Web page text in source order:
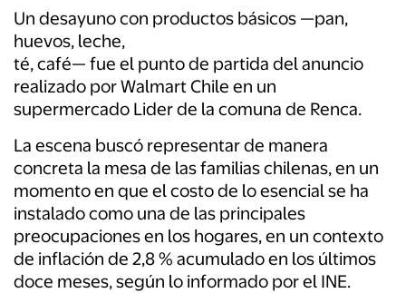
Un desayuno con productos básicos —pan,
huevos, leche,
té, café— fue el punto de partida del anuncio
realizado por Walmart Chile en un
supermercado Lider de la comuna de Renca.
La escena buscó representar de manera
concreta la mesa de las familias chilenas, en un
momento en que el costo de lo esencial se ha
instalado como una de las principales
preocupaciones en los hogares, en un contexto
de inflación de 2,8 % acumulado en los últimos
doce meses, según lo informado por el INE.